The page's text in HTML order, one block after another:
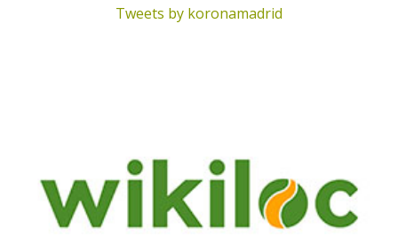
Tweets by koronamadrid